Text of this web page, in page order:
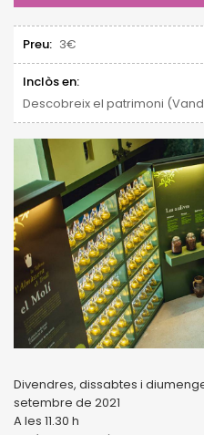
Preu: 3€
Inclòs en:
Descobreix el patrimoni
Divendres, dissabtes i
setembre de 2021
A les 11.30 h